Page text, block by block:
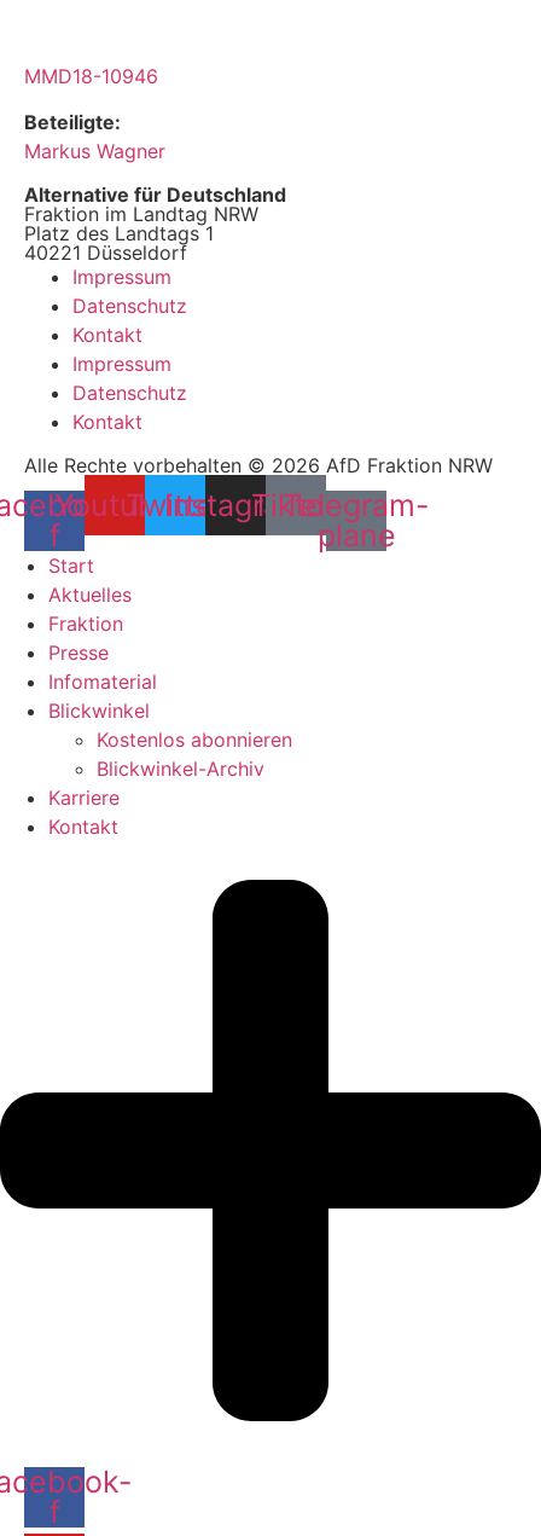
MMD18-10946
Beteiligte:
Markus Wagner
Alternative für Deutschland
Fraktion im Landtag NRW
Platz des Landtags 1
40221 Düsseldorf
Impressum
Datenschutz
Kontakt
Impressum
Datenschutz
Kontakt
Alle Rechte vorbehalten © 2026 AfD Fraktion NRW
f
YoutubeTwitter
Instagram
Tiktok
Telegram-
plane
Start
Aktuelles
Fraktion
Presse
Infomaterial
Blickwinkel
Kostenlos abonnieren
Blickwinkel-Archiv
Karriere
Kontakt
f